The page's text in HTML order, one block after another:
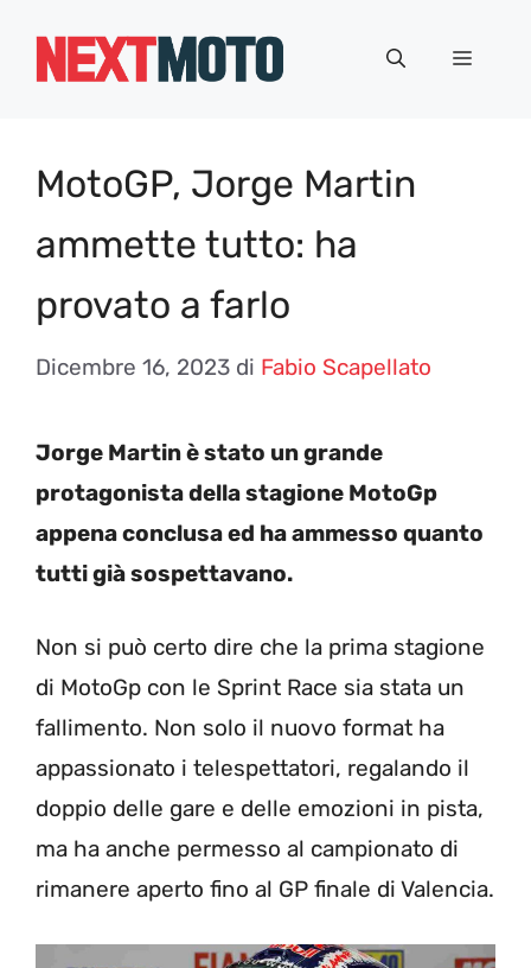
Menu
MotoGP, Jorge Martin
ammette tutto: ha
provato a farlo
Dicembre 16, 2023 di Fabio Scapellato
Jorge Martin è stato un grande
protagonista della stagione MotoGp
appena conclusa ed ha ammesso quanto
tutti già sospettavano.
Non si può certo dire che la prima stagione
di MotoGp con le Sprint Race sia stata un
fallimento. Non solo il nuovo format ha
appassionato i telespettatori, regalando il
doppio delle gare e delle emozioni in pista,
ma ha anche permesso al campionato di
rimanere aperto fino al GP finale di Valencia.